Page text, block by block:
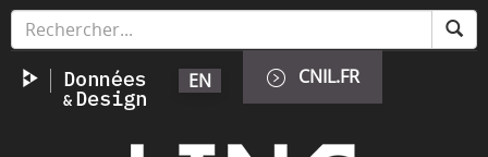
Aller
principal
EN CNIL.FR
Panneau de gestion des cookies